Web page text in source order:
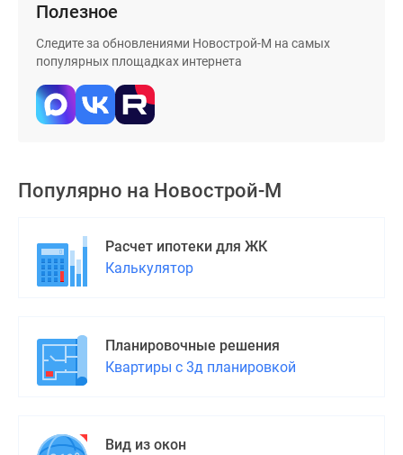
Полезное
Следите за обновлениями Новострой-М на самых
популярных площадках интернета
Популярно на Новострой-М
Расчет ипотеки для ЖК
Калькулятор
Планировочные решения
Квартиры с 3д планировкой
Вид из окон